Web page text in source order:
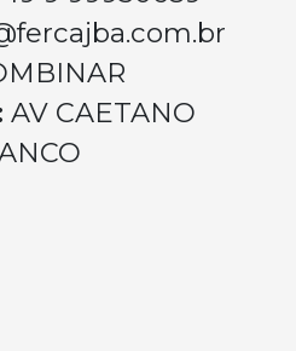
AV CAETANO